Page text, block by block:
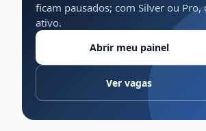
ficam pausados; com Silver ou Pro,
ativo.
Abrir meu painel
Ver vagas